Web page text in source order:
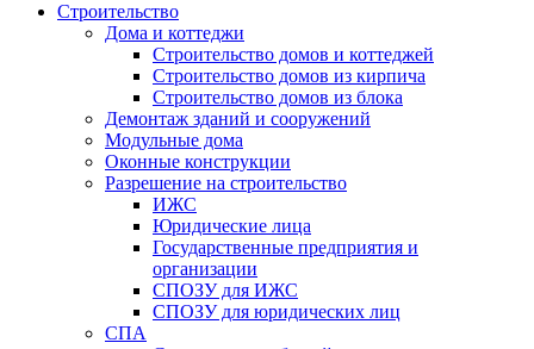
Строительство
Дома и коттеджи
Строительство домов и коттеджей
Строительство домов из кирпича
Строительство домов из блока
Демонтаж зданий и сооружений
Модульные дома
Оконные конструкции
Разрешение на строительство
ИЖС
Юридические лица
Государственные предприятия и
организации
СПОЗУ для ИЖС
СПОЗУ для юридических лиц
СПА